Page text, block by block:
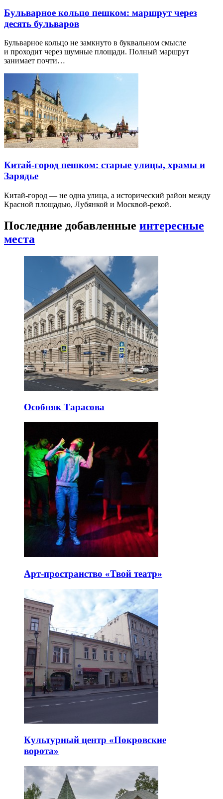
Бульварное кольцо пешком: маршрут через
десять бульваров
Бульварное кольцо не замкнуто в буквальном смысле
и проходит через шумные площади. Полный маршрут
занимает почти…
Китай-город пешком: старые улицы, храмы и
Зарядье
Китай-город — не одна улица, а исторический район между
Красной площадью, Лубянкой и Москвой-рекой.
Последние добавленные интересные
места
Особняк Тарасова
Арт-пространство «Твой театр»
Культурный центр «Покровские
ворота»